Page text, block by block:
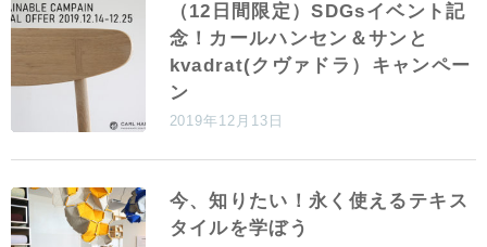
（12日間限定）SDGsイベント記
念！カールハンセン＆サンと
kvadrat(クヴァドラ）キャンペー
ン
2019年12月13日
今、知りたい！永く使えるテキス
タイルを学ぼう